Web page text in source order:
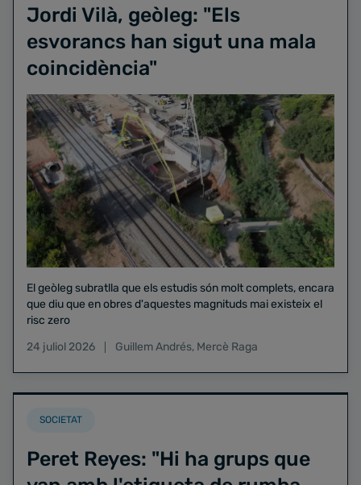
Jordi Vilà, geòleg: "Els
esvorancs han sigut una mala
coincidència"
El geòleg subratlla que els estudis són molt complets, encara
que diu que en obres d'aquestes magnituds mai existeix el
risc zero
24 juliol 2026
Guillem Andrés, Mercè Raga
SOCIETAT
Peret Reyes: "Hi ha grups que